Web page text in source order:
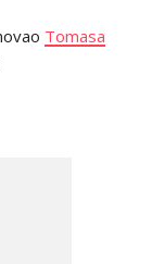
Tomasa